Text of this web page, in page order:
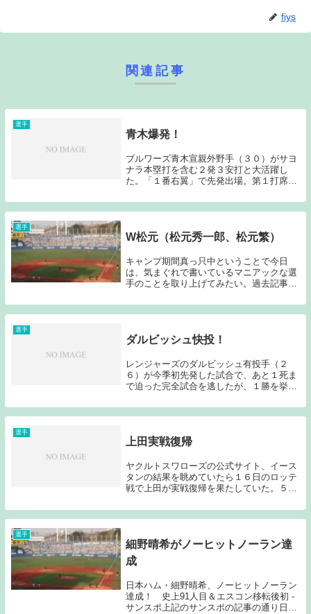
fiys
関連記事
選手
青木爆発！
ブルワーズ青木宣親外野手（３０）がサヨ
ナラ本塁打を含む２発３安打と大活躍し
た。「１番右翼」で先発出場。第１打席は
号ソロ。１号はランニング本塁打で初めて
のスタンドイン。第３打席は三ゴロ。第４
選手
W松元（松元秀一郎、松元繁）
キャンプ期間真っ只中ということで今日
は、気まぐれで書いているマニアックな選
手のことを取り上げてみたい。過去記事は
クルトには90年代に松元性の選手が2人在
籍していた。1人は俊足巧打の外野手松元
選手
ダルビッシュ快投！
レンジャーズのダルビッシュ有投手（２
６）が今季初先発した試合で、あと１死ま
で迫った完全試合を逃したが、１勝を挙げ
言である。こんなチャンスはそうそうない
ので完全試合を達成してほしかったが、９
選手
上田実戦復帰
ヤクルトスワローズの公式サイト、イース
タンの結果を眺めていたら１６日のロッテ
戦で上田が実戦復帰を果たしていた。５月
成した試合）でフェンスに激突して途中交
代してからほとんど情報が入って来なかっ
選手
細野晴希がノーヒットノーラン達
成
日本ハム・細野晴希、ノーヒットノーラン
達成！ 史上91人目＆エスコン移転後初 -
サンスポ上記のサンスポの記事の通り日本